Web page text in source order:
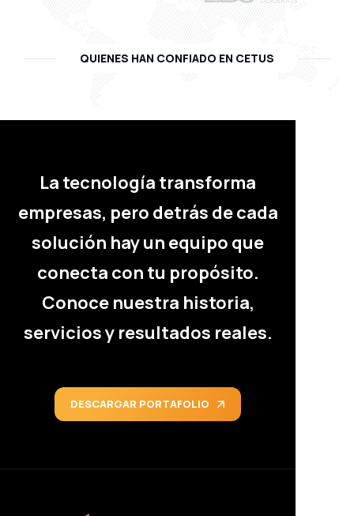
QUIENES HAN CONFIADO EN CETUS
La tecnología transforma
empresas, pero detrás de cada
solución hay un equipo que
conecta con tu propósito.
Conoce nuestra historia,
servicios y resultados reales.
DESCARGAR PORTAFOLIO